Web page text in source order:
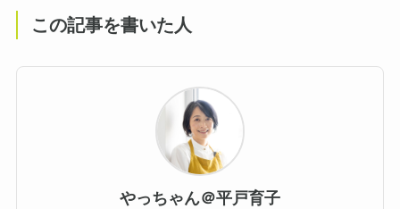
この記事を書いた人
やっちゃん＠平戸育子